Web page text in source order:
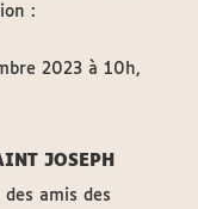
:
2023 à 10h,
JOSEPH
amis des